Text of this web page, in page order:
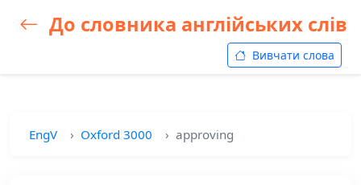
До словника англійських слів
Вивчати слова
EngV Oxford 3000 approving